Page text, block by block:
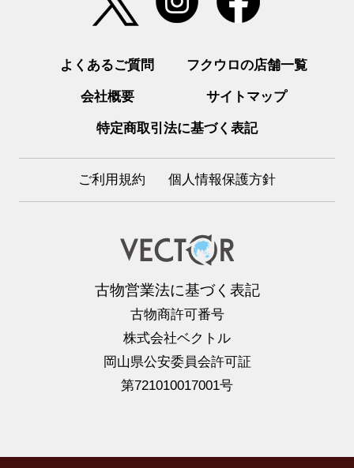
よくあるご質問 フクウロの店舗一覧
会社概要 サイトマップ
特定商取引法に基づく表記
ご利用規約 個人情報保護方針
古物営業法に基づく表記
古物商許可番号
株式会社ベクトル
岡山県公安委員会許可証
第721010017001号